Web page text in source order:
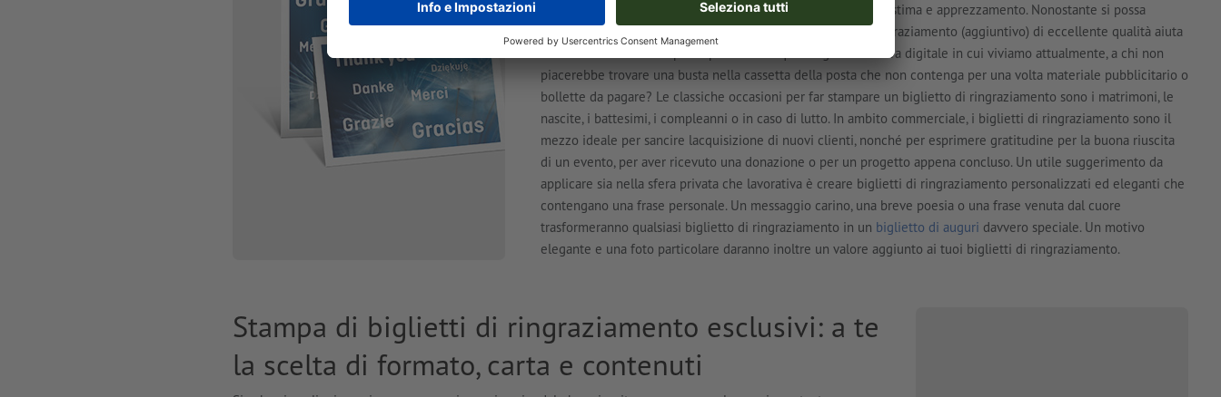
grazie sincero che viene dal cuore è un importante segno di stima e apprezzamento. Nonostante si possa
semplicemente esprimere anche a parole, un biglietto di ringraziamento (aggiuntivo) di eccellente qualità aiuta
a valorizzare ancora di più la positività di questo gesto. Nellera digitale in cui viviamo attualmente, a chi non
piacerebbe trovare una busta nella cassetta della posta che non contenga per una volta materiale pubblicitario o
bollette da pagare? Le classiche occasioni per far stampare un biglietto di ringraziamento sono i matrimoni, le
nascite, i battesimi, i compleanni o in caso di lutto. In ambito commerciale, i biglietti di ringraziamento sono il
mezzo ideale per sancire lacquisizione di nuovi clienti, nonché per esprimere gratitudine per la buona riuscita
di un evento, per aver ricevuto una donazione o per un progetto appena concluso. Un utile suggerimento da
applicare sia nella sfera privata che lavorativa è creare biglietti di ringraziamento personalizzati ed eleganti che
contengano una frase personale. Un messaggio carino, una breve poesia o una frase venuta dal cuore
trasformeranno qualsiasi biglietto di ringraziamento in un biglietto di auguri davvero speciale. Un motivo
elegante e una foto particolare daranno inoltre un valore aggiunto ai tuoi biglietti di ringraziamento.
Stampa di biglietti di ringraziamento esclusivi: a te
la scelta di formato, carta e contenuti